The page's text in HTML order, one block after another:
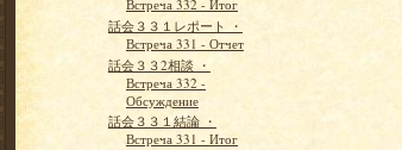
Встреча 332 - Итог
話会３３１レポート ・
Встреча 331 - Отчет
話会３３2相談 ・
Встреча 332 -
Обсуждение
話会３３１結論 ・
Встреча 331 - Итог